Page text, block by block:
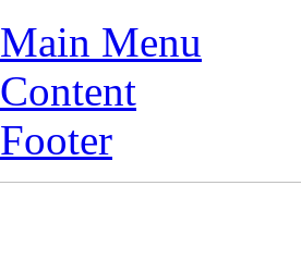
Menu